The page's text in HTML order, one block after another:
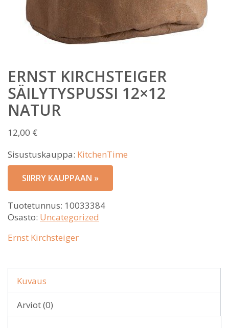
ERNST KIRCHSTEIGER
SÄILYTYSPUSSI 12×12
NATUR
12,00 €
Sisustuskauppa: KitchenTime
SIIRRY KAUPPAAN »
Tuotetunnus: 10033384
Osasto: Uncategorized
Ernst Kirchsteiger
Kuvaus
Arviot (0)